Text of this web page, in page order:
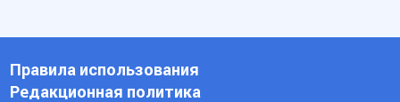
Правила использования
Редакционная политика